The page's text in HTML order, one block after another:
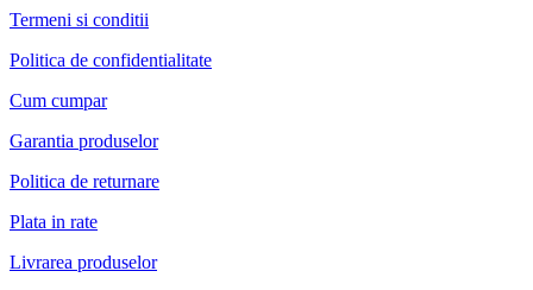
Termeni si conditii
Politica de confidentialitate
Cum cumpar
Garantia produselor
Politica de returnare
Plata in rate
Livrarea produselor